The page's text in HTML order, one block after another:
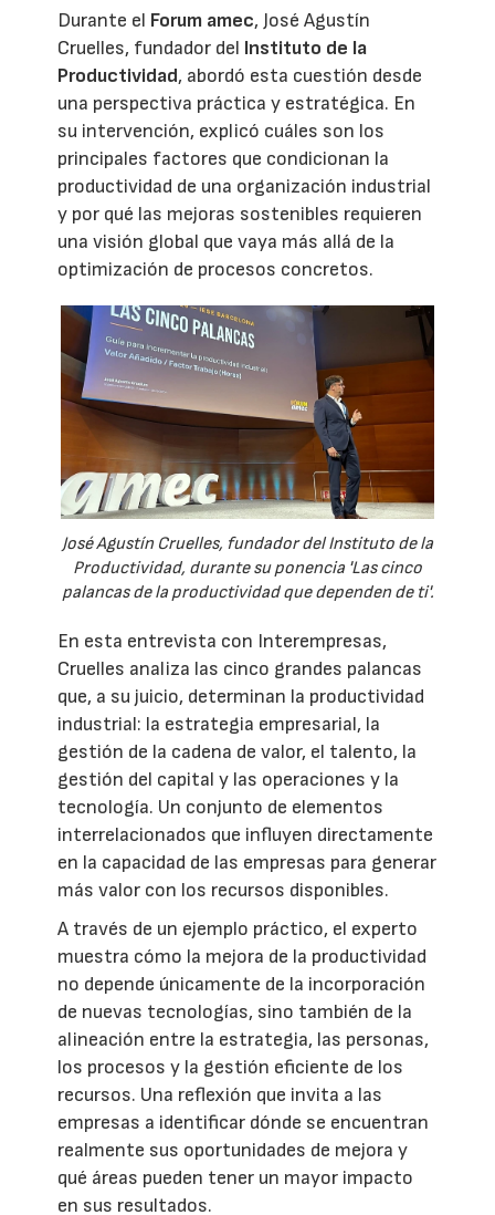
Durante el Forum amec, José Agustín
Cruelles, fundador del Instituto de la
Productividad, abordó esta cuestión desde
una perspectiva práctica y estratégica. En
su intervención, explicó cuáles son los
principales factores que condicionan la
productividad de una organización industrial
y por qué las mejoras sostenibles requieren
una visión global que vaya más allá de la
optimización de procesos concretos.
José Agustín Cruelles, fundador del Instituto de la
Productividad, durante su ponencia 'Las cinco
palancas de la productividad que dependen de ti'.
En esta entrevista con Interempresas,
Cruelles analiza las cinco grandes palancas
que, a su juicio, determinan la productividad
industrial: la estrategia empresarial, la
gestión de la cadena de valor, el talento, la
gestión del capital y las operaciones y la
tecnología. Un conjunto de elementos
interrelacionados que influyen directamente
en la capacidad de las empresas para generar
más valor con los recursos disponibles.
A través de un ejemplo práctico, el experto
muestra cómo la mejora de la productividad
no depende únicamente de la incorporación
de nuevas tecnologías, sino también de la
alineación entre la estrategia, las personas,
los procesos y la gestión eficiente de los
recursos. Una reflexión que invita a las
empresas a identificar dónde se encuentran
realmente sus oportunidades de mejora y
qué áreas pueden tener un mayor impacto
en sus resultados.